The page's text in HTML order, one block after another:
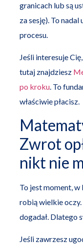
granicach lub są
za sesję). To nadal
procesu.
Jeśli interesuje
tutaj znajdziesz
po kroku . To
właściwie płacisz.
Zwrot
nikt nie
To jest moment,
robią wielkie oczy.
dogadał. Dlatego
Jeśli zawrzesz